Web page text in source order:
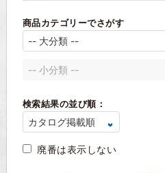
商品カテゴリーでさがす
検索結果の並び順：
廃番は表示しない